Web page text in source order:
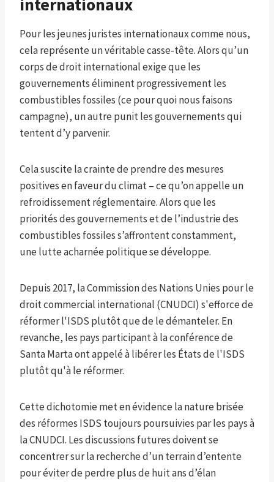
Pour les jeunes juristes internationaux comme nous,
cela représente un véritable casse-tête. Alors qu’un
corps de droit international exige que les
gouvernements éliminent progressivement les
combustibles fossiles (ce pour quoi nous faisons
campagne), un autre punit les gouvernements qui
tentent d’y parvenir.
Cela suscite la crainte de prendre des mesures
positives en faveur du climat – ce qu’on appelle un
refroidissement réglementaire. Alors que les
priorités des gouvernements et de l’industrie des
combustibles fossiles s’affrontent constamment,
une lutte acharnée politique se développe.
Depuis 2017, la Commission des Nations Unies pour le
droit commercial international (CNUDCI) s'efforce de
réformer l'ISDS plutôt que de le démanteler. En
revanche, les pays participant à la conférence de
Santa Marta ont appelé à libérer les États de l'ISDS
plutôt qu'à le réformer.
Cette dichotomie met en évidence la nature brisée
des réformes ISDS toujours poursuivies par les pays à
la CNUDCI. Les discussions futures doivent se
concentrer sur la recherche d’un terrain d’entente
pour éviter de perdre plus de huit ans d’élan